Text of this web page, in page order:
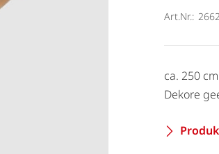
Art.Nr.:
ca. 250
Dekore